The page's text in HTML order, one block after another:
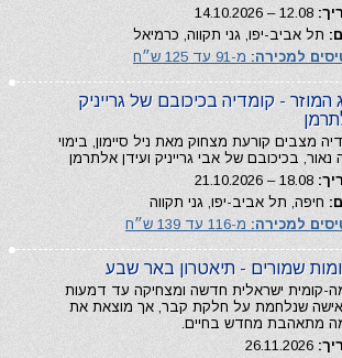
תל אביב-יפו, גני תקווה, כרמיאל
למכירה: מ-91 עד 125 ש״ח
המוזר - קומדיה בכיכובם של גרייניק
מצבים קורעת מצחוק מאת ניל סיימון, בימוי
נאור, בכיכובם של אבי גרייניק ועידן אלתרמן
חיפה, תל אביב-יפו, גני תקווה
למכירה: מ-116 עד 139 ש״ח
שמורים - תיאטרון באר שבע
קומית ישראלית חדשה ומצחיקה עד דמעות
שנלחמת על חלקת קבר, אך מוצאת את
מתאהבת מחדש בחיים.